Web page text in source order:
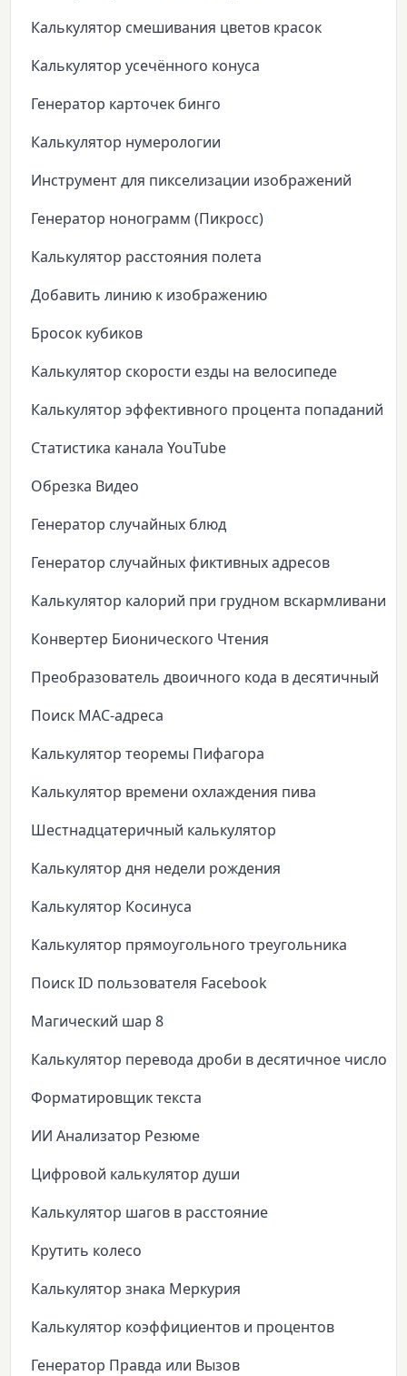
Калькулятор смешивания цветов красок
Калькулятор усечённого конуса
Генератор карточек бинго
Калькулятор нумерологии
Инструмент для пикселизации изображений
Генератор нонограмм (Пикросс)
Калькулятор расстояния полета
Добавить линию к изображению
Бросок кубиков
Калькулятор скорости езды на велосипеде
Калькулятор эффективного процента попаданий
Статистика канала YouTube
Обрезка Видео
Генератор случайных блюд
Генератор случайных фиктивных адресов
Калькулятор калорий при грудном вскармливании
Конвертер Бионического Чтения
Преобразователь двоичного кода в десятичный
Поиск MAC-адреса
Калькулятор теоремы Пифагора
Калькулятор времени охлаждения пива
Шестнадцатеричный калькулятор
Калькулятор дня недели рождения
Калькулятор Косинуса
Калькулятор прямоугольного треугольника
Поиск ID пользователя Facebook
Магический шар 8
Калькулятор перевода дроби в десятичное число
Форматировщик текста
ИИ Анализатор Резюме
Цифровой калькулятор души
Калькулятор шагов в расстояние
Крутить колесо
Калькулятор знака Меркурия
Калькулятор коэффициентов и процентов
Генератор Правда или Вызов